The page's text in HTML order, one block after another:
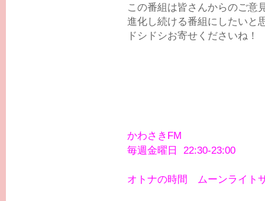
この番組は皆さんからのご意
進化し続ける番組にしたいと
ドシドシお寄せくださいね！
かわさきFM
毎週金曜日
22:30-23:00
オトナの時間 ムーンライト